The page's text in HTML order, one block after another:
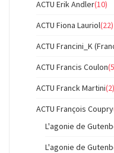
ACTU Erik Andler(10)
ACTU Fiona Lauriol(22)
ACTU Francini_K
ACTU Francis Coulon
ACTU Franck Martini(2)
ACTU François Coupry
L'agonie de
L'agonie de